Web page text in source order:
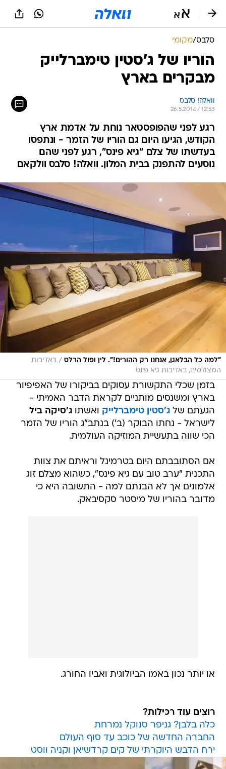
סלבס/מקומי
הוריו של ג'סטין טימברלייק
מבקרים בארץ
וואלה! סלבס
26.5.2014 / 12:53
רגע לפני שהפופסטאר נוחת על אדמת ארץ
הקודש, הגיעו היום גם הוריו של הזמר - ונתפסו
בעדשתו של צלם "גיא פינס", רגע לפני שהם
נוסעים להתפנק בבית המלון. וואלה! סלבס וולקאם
"למה כל הבלאגן, אנחנו רק ההורים!". לין ופול הרלס / באדיבות
המצולמים, באדיבות גיא פינס
בזמן שכלי התקשורת עסוקים בביקורו של האפיפיור
בארץ ומשנסים מותניים לקראת הדבר האמיתי -
הגעתם שלג'סטין טימברלייק ואשתוג'סיקה ביל
לישראל - נחתו הבוקר (ב') בנתב"ג הוריו של הזמר
הכי שווה בתעשיית המוזיקה העולמית.
אם הסתובבתם היום בטרמינל וראיתם את צוות
התכנית "ערב טוב עם גיא פינס", כשהוא מצלם זוג
אלמונים אך לא הבנתם למה - התשובה היא כי
מדובר בהוריו של מיסטר סקסיבאק.
או יותר נכון באמו הביולוגית ואביו החורג.
רוצים עוד רכילות?
כלה בלבן? גניפר סנוקל נמרחת
החברה החדשה של כוכב עד סוף העולם
ירח הדבש היוקרתי של קים קרדשיאן וקניה ווסט